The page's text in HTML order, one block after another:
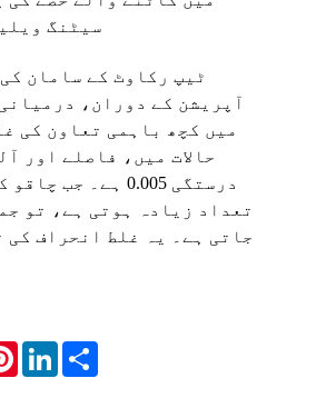
سیٹنگ
آپریشن کے دوران،
میں کچھ باہمی تعاون کی
حالات میں، فاصلے اور
درستگی 0.005 ہے۔
تعداد زیادہ ہوتی ہے، تو
جاتی ہے۔ یہ غلط انحراف کی
PinterestLinkedIn